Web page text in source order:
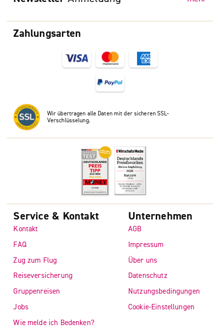
Zahlungsarten
Wir übertragen alle Daten mit der sicheren SSL-
Verschlüsselung.
Service & Kontakt
Kontakt
FAQ
Zug zum Flug
Reiseversicherung
Gruppenreisen
Jobs
Wie melde ich Bedenken?
Unternehmen
AGB
Impressum
Über uns
Datenschutz
Nutzungsbedingungen
Cookie-Einstellungen